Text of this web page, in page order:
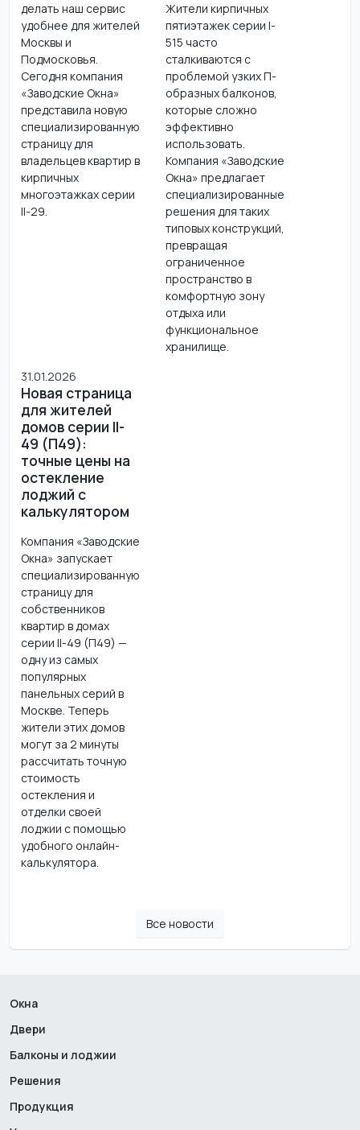
делать наш сервис
удобнее для жителей
Москвы и
Подмосковья.
Сегодня компания
«Заводские Окна»
представила новую
специализированную
страницу для
владельцев квартир в
кирпичных
многоэтажках серии
II-29.
Жители кирпичных
пятиэтажек серии I-
515 часто
сталкиваются с
проблемой узких П-
образных балконов,
которые сложно
эффективно
использовать.
Компания «Заводские
Окна» предлагает
специализированные
решения для таких
типовых конструкций,
превращая
ограниченное
пространство в
комфортную зону
отдыха или
функциональное
хранилище.
31.01.2026
Новая страница
для жителей
домов серии II-
49 (П49):
точные цены на
остекление
лоджий с
калькулятором
Компания «Заводские
Окна» запускает
специализированную
страницу для
собственников
квартир в домах
серии II-49 (П49) —
одну из самых
популярных
панельных серий в
Москве. Теперь
жители этих домов
могут за 2 минуты
рассчитать точную
стоимость
остекления и
отделки своей
лоджии с помощью
удобного онлайн-
калькулятора.
Все новости
Окна
Двери
Балконы и лоджии
Решения
Продукция